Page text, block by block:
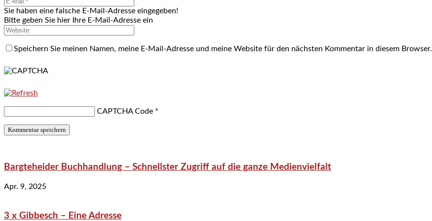
Sie haben eine falsche E-Mail-Adresse eingegeben!
Bitte geben Sie hier Ihre E-Mail-Adresse ein
Speichern Sie meinen Namen, meine E-Mail-Adresse und meine Website für den nächsten Kommentar in diesem Browser.
CAPTCHA Code *
Bargteheider Buchhandlung – Schnellster Zugriff auf die ganze Medienvielfalt
Apr. 9, 2025
3 x Gibbesch – Eine Adresse